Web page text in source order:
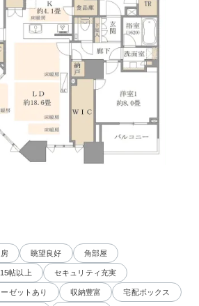
眺望良好 角部屋
帖以上 セキュリティ充実
ゼットあり 収納豊富 宅配ボックス